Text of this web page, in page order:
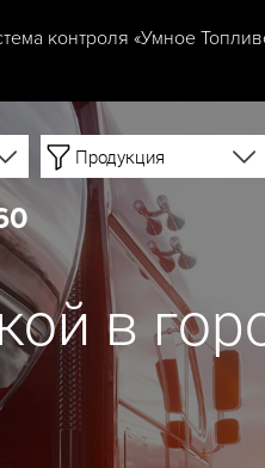
контроля «Умное
Продукция
в